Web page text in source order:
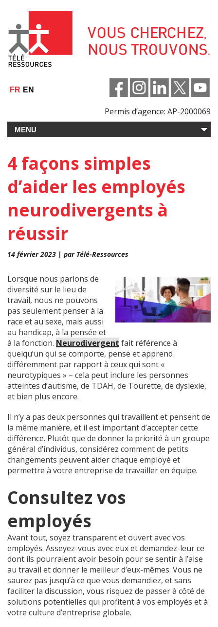
contenu
FR EN
Permis d’agence: AP-2000069
4 façons simples
d’aider les employés
neurodivergents à
réussir
14 février 2023 | par Télé-Ressources
Lorsque nous parlons de
diversité sur le lieu de
travail, nous ne pouvons
pas seulement penser à la
race et au sexe, mais aussi
au handicap, à la pensée et
à la fonction. Neurodivergent fait référence à
quelqu’un qui se comporte, pense et apprend
différemment par rapport à ceux qui sont «
neurotypiques » – cela peut inclure les personnes
atteintes d’autisme, de TDAH, de Tourette, de dyslexie,
et bien plus encore.
Il n’y a pas deux personnes qui travaillent et pensent de
la même manière, et il est important d’accepter cette
différence. Plutôt que de donner la priorité à un groupe
général d’individus, considérez comment de petits
changements peuvent aider chaque employé et
permettre à votre entreprise de travailler en équipe.
Consultez vos
employés
Avant tout, soyez transparent et ouvert avec vos
employés. Asseyez-vous avec eux et demandez-leur ce
dont ils pourraient avoir besoin pour se sentir à l’aise
au travail et donner le meilleur d’eux-mêmes. Vous ne
saurez pas jusqu’à ce que vous demandiez, et sans
faciliter la discussion, vous risquez de passer à côté de
solutions potentielles qui profitent à vos employés et à
votre culture d’entreprise globale.